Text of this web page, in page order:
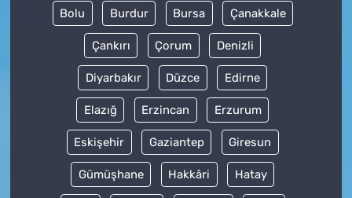
Bolu Burdur Bursa Çanakkale
Çankırı Çorum Denizli
Diyarbakır Düzce Edirne
Elazığ Erzincan Erzurum
Eskişehir Gaziantep Giresun
Gümüşhane Hakkâri Hatay